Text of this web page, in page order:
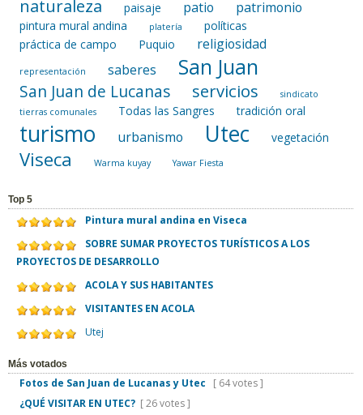
naturaleza paisaje patio patrimonio
pintura mural andina platería
políticas
práctica de campo
Puquio religiosidad
representación saberes San Juan
San Juan de Lucanas servicios
sindicato
tierras comunales
Todas las Sangres tradición oral
turismo urbanismo Utec vegetación
Viseca Warma kuyay Yawar Fiesta
Top 5
Pintura mural andina en Viseca
SOBRE SUMAR PROYECTOS TURÍSTICOS A LOS
PROYECTOS DE DESARROLLO
ACOLA Y SUS HABITANTES
VISITANTES EN ACOLA
Utej
Más votados
Fotos de San Juan de Lucanas y Utec
[ 64 votes ]
¿QUÉ VISITAR EN UTEC? [ 26 votes ]